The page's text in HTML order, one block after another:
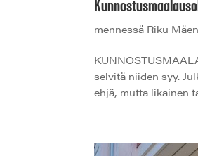
mennessä Riku
selvitä niiden syy.
ehjä, mutta likainen